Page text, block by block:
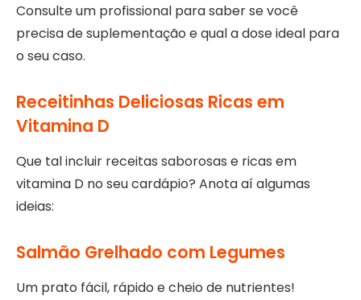
Consulte um profissional para saber se você
precisa de suplementação e qual a dose ideal para
o seu caso.
Receitinhas Deliciosas Ricas em
Vitamina D
Que tal incluir receitas saborosas e ricas em
vitamina D no seu cardápio? Anota aí algumas
ideias:
Salmão Grelhado com Legumes
Um prato fácil, rápido e cheio de nutrientes!